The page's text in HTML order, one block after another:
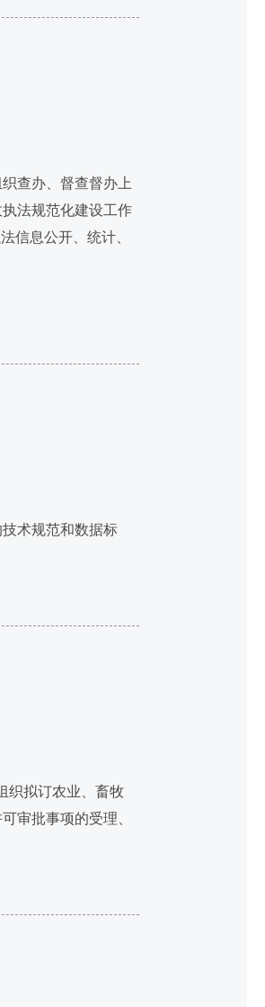
查办、督查督办上
法规范化建设工作
信息公开、统计、
术规范和数据标
织拟订农业、畜牧
审批事项的受理、